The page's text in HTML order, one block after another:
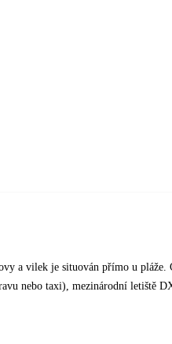
a vilek je situován přímo u pláže.
nebo taxi), mezinárodní letiště